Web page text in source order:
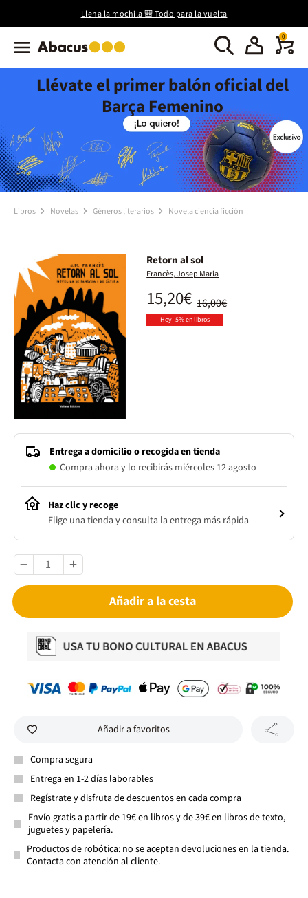
Llena la mochila 🎒 Todo para la vuelta
0
Llévate el primer balón oficial del
Barça Femenino
Libros Novelas Géneros literarios Novela ciencia ficción
Retorn al sol
Francès, Josep Maria
16,00€
15,20€
Hoy -5% en libros
Entrega a domicilio o recogida en tienda
Compra ahora y lo recibirás miércoles 12 agosto
Haz clic y recoge
Elige una tienda y consulta la entrega más rápida
Añadir a la cesta
Añadir a favoritos
Compra segura
Entrega en 1-2 días laborables
Regístrate y disfruta de descuentos en cada compra
Envío gratis a partir de 19€ en libros y de 39€ en libros de texto,
juguetes y papelería.
Productos de robótica: no se aceptan devoluciones en la tienda.
Contacta con atención al cliente.